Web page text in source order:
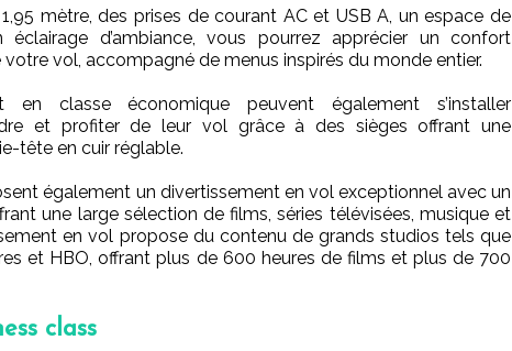
mètre, des prises de courant AC et USB A, un espace de
d’ambiance, vous pourrez apprécier un confort
vol, accompagné de menus inspirés du monde entier.
en classe économique peuvent également s’installer
et profiter de leur vol grâce à des sièges offrant une
tête en cuir réglable.
également un divertissement en vol exceptionnel avec un
une large sélection de films, séries télévisées, musique et
en vol propose du contenu de grands studios tels que
et HBO, offrant plus de 600 heures de films et plus de 700
class